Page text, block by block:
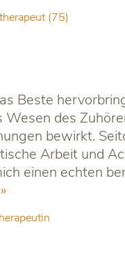
(75)
Beste
des
bewirkt.
Arbeit und
einen echten